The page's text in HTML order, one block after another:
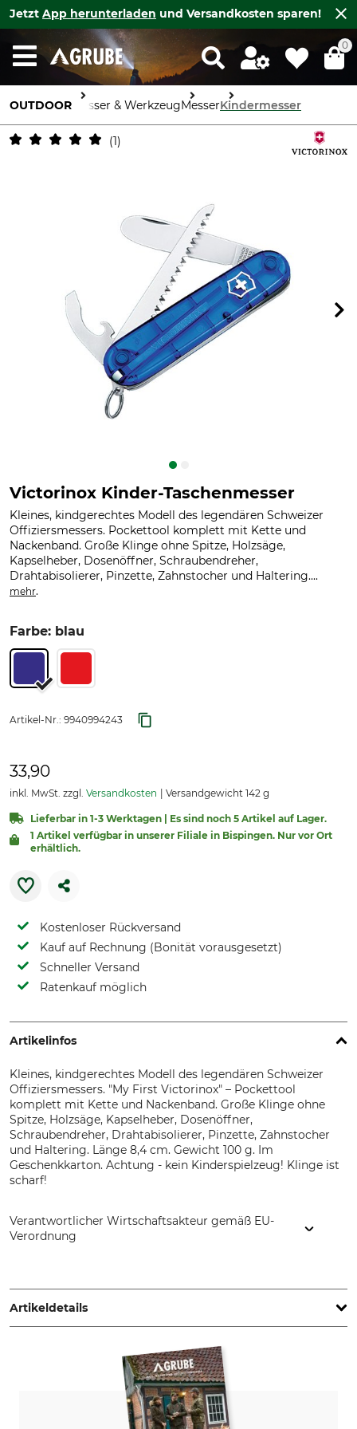
Jetzt App herunterladen und Versandkosten sparen!
0
OUTDOOR Messer & WerkzeugMesserKindermesser
1
Victorinox Kinder-Taschenmesser
Kleines, kindgerechtes Modell des legendären Schweizer
Offiziersmessers. Pockettool komplett mit Kette und
Nackenband. Große Klinge ohne Spitze, Holzsäge,
Kapselheber, Dosenöffner, Schraubendreher,
Drahtabisolierer, Pinzette, Zahnstocher und Haltering....
mehr.
Farbe: blau
Artikel-Nr.: 9940994243
33,90
inkl. MwSt. zzgl. Versandkosten Versandgewicht 142 g
Lieferbar in 1-3 Werktagen | Es sind noch 5 Artikel auf Lager.
1 Artikel verfügbar in unserer Filiale in Bispingen. Nur vor Ort
erhältlich.
Kostenloser Rückversand
Kauf auf Rechnung (Bonität vorausgesetzt)
Schneller Versand
Ratenkauf möglich
Artikelinfos
Kleines, kindgerechtes Modell des legendären Schweizer
Offiziersmessers. "My First Victorinox" – Pockettool
komplett mit Kette und Nackenband. Große Klinge ohne
Spitze, Holzsäge, Kapselheber, Dosenöffner,
Schraubendreher, Drahtabisolierer, Pinzette, Zahnstocher
und Haltering. Länge 8,4 cm. Gewicht 100 g. Im
Geschenkkarton. Achtung - kein Kinderspielzeug! Klinge ist
scharf!
Verantwortlicher Wirtschaftsakteur gemäß EU-
Verordnung
Waldshut-Tiengen, Germany, www.victorinox.com
Artikeldetails
Produkttyp
Kinder-Taschenmesser
Gewicht
100 g